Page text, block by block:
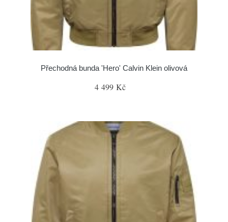
Přechodná bunda 'Hero' Calvin Klein olivová
4 499 Kč